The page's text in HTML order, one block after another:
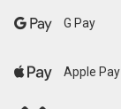
G Pay
Apple Pay